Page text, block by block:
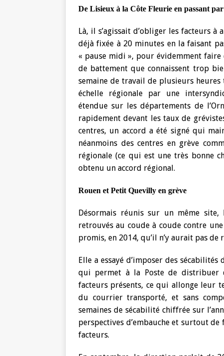
De Lisieux à la Côte Fleurie en passant
Là, il s’agissait d’obliger les facteurs
déjà fixée à 20 minutes en la faisant
« pause midi », pour évidemment faire
de battement que connaissent trop
semaine de travail de plusieurs heures
échelle régionale par une
étendue sur les départements de
rapidement devant les taux de
centres, un accord a été signé qui
néanmoins des centres en grève
régionale (ce qui est une très bonne
obtenu un accord régional.
Rouen et Petit Quevilly en grève
Désormais réunis sur un même
retrouvés au coude à coude contre
promis, en 2014, qu’il n’y aurait pas
Elle a essayé d’imposer des
qui permet à la Poste de distribuer
facteurs présents, ce qui allonge leur
du courrier transporté, et sans
semaines de sécabilité chiffrée sur
perspectives d’embauche et surtout
facteurs.